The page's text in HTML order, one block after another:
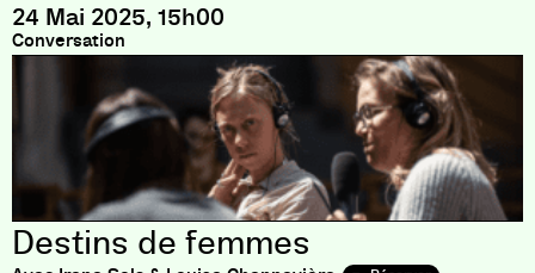
24 Mai 2025, 15h00
Conversation
Destins de femmes